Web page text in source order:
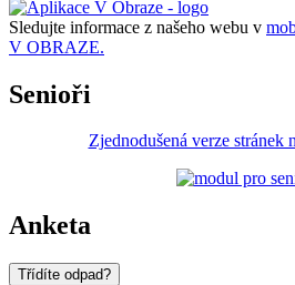
Sledujte informace z našeho webu v
V OBRAZE.
Senioři
Zjednodušená verze stránek
Anketa
Třídíte odpad?